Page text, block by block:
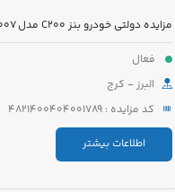
فعال
البرز - کرج
کد مزایده : 4821400404001789
اطلاعات بیشتر